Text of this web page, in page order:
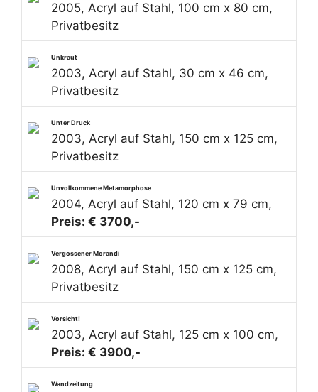
2005, Acryl auf Stahl, 100 cm x 80 cm,
Privatbesitz
Unkraut
2003, Acryl auf Stahl, 30 cm x 46 cm,
Privatbesitz
Unter Druck
2003, Acryl auf Stahl, 150 cm x 125 cm,
Privatbesitz
Unvollkommene Metamorphose
2004, Acryl auf Stahl, 120 cm x 79 cm,
Preis: € 3700,-
Vergossener Morandi
2008, Acryl auf Stahl, 150 cm x 125 cm,
Privatbesitz
Vorsicht!
2003, Acryl auf Stahl, 125 cm x 100 cm,
Preis: € 3900,-
Wandzeitung